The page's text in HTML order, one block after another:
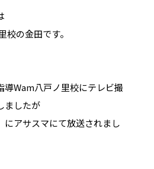
の金田です。
導Wam八戸ノ里校にテレビ撮
ましたが
にアサスマにて放送されまし